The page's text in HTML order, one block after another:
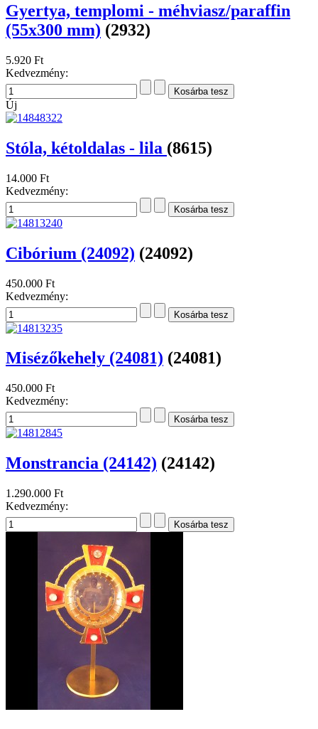
Gyertya, templomi - méhviasz/paraffin
(55x300 mm) (2932)
5.920 Ft
Kedvezmény:
Új
Stóla, kétoldalas - lila (8615)
14.000 Ft
Kedvezmény:
Cibórium (24092) (24092)
450.000 Ft
Kedvezmény:
Misézőkehely (24081) (24081)
450.000 Ft
Kedvezmény:
Monstrancia (24142) (24142)
1.290.000 Ft
Kedvezmény: